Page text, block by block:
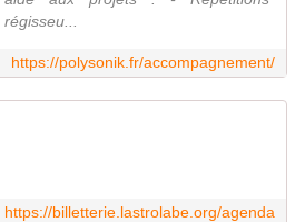
https://polysonik.fr/accompagnement/
https://billetterie.lastrolabe.org/agenda